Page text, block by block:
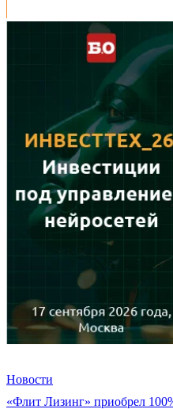
Новости
«Флит Лизинг» приобрел